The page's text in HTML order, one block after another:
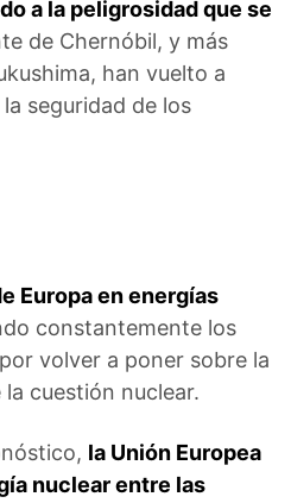
a la peligrosidad que se
de Chernóbil, y más
han vuelto a
seguridad de los
Europa en energías
constantemente los
volver a poner sobre la
cuestión nuclear.
la Unión Europea
nuclear entre las